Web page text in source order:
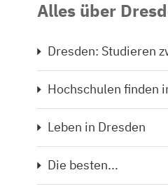
Alles über
Dresden: Studieren
Hochschulen finden
Leben in Dresden
Die besten...